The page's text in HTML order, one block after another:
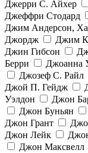
Джерри С. Айхер
Джеффри Стодард
Джим Андерсон,
Джордж
Джим
Джин Гибсон
Берри
Джоанна
Джозеф С. Райл
Джой П. Гейдж
Уэлдон
Джон
Джон Буньян
Джон Грант
Джон Лейк
Джон Максвелл